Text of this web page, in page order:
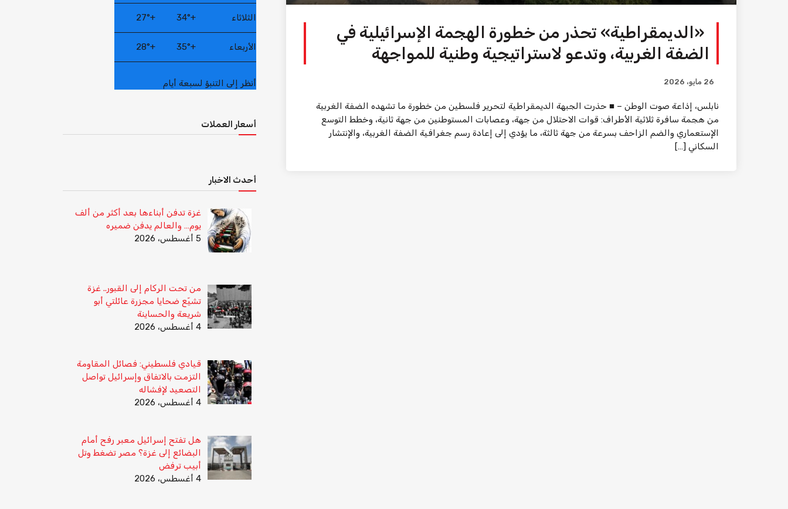
«الديمقراطية» تحذر من خطورة الهجمة الإسرائيلية في
الضفة الغربية، وتدعو لاستراتيجية وطنية للمواجهة
26 مايو، 2026
نابلس، إذاعة صوت الوطن – ■ حذرت الجبهة الديمقراطية لتحرير فلسطين من خطورة ما تشهده الضفة الغربية
من هجمة سافرة ثلاثية الأطراف: قوات الاحتلال من جهة، وعصابات المستوطنين من جهة ثانية، وخطط التوسع
الإستعماري والضم الزاحف بسرعة من جهة ثالثة، ما يؤدي إلى إعادة رسم جغرافية الضفة الغربية، والإنتشار
السكاني […]
الثلاثاء +
34°
+
27°
الأربعاء +
35°
+
28°
أنظر إلى التنبؤ لسبعة أيام
أسعار العملات
أحدث الاخبار
غزة تدفن أبناءها بعد أكثر من ألف
يوم… والعالم يدفن ضميره
5 أغسطس، 2026
من تحت الركام إلى القبور.. غزة
تشيّع ضحايا مجزرة عائلتي أبو
شريعة والحساينة
4 أغسطس، 2026
قيادي فلسطيني: فصائل المقاومة
التزمت بالاتفاق وإسرائيل تواصل
التصعيد لإفشاله
4 أغسطس، 2026
هل تفتح إسرائيل معبر رفح أمام
البضائع إلى غزة؟ مصر تضغط وتل
أبيب ترفض
4 أغسطس، 2026